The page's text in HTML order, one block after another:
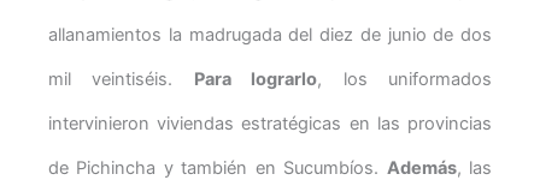
allanamientos la madrugada del diez de junio de dos
mil veintiséis. Para lograrlo, los uniformados
intervinieron viviendas estratégicas en las provincias
de Pichincha y también en Sucumbíos. Además, las